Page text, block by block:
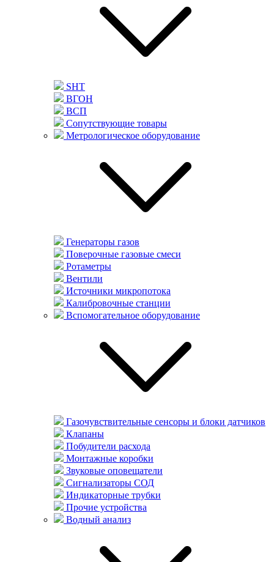
SHT
ВГОН
ВСП
Сопутствующие товары
Метрологическое оборудование
Генераторы газов
Поверочные газовые смеси
Ротаметры
Вентили
Источники микропотока
Калибровочные станции
Вспомогательное оборудование
Газочувствительные сенсоры и блоки датчиков
Клапаны
Побудители расхода
Монтажные коробки
Звуковые оповещатели
Сигнализаторы СОД
Индикаторные трубки
Прочие устройства
Водный анализ